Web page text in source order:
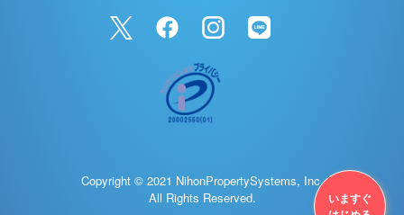
いますぐ
Copyright © 2021 NihonPropertySystems, Inc.
All Rights Reserved.